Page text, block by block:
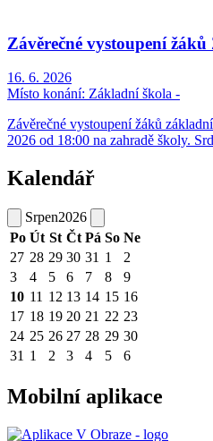
Závěrečné vystoupení žáků
16. 6. 2026
Místo konání: Základní škola -
Závěrečné vystoupení žáků
2026 od 18:00 na zahradě školy.
Kalendář
Srpen2026
Po Út St Čt Pá So Ne
27 28 29 30 31 1
2
3
4 5 6 7 8
9
10 11 12 13 14 15 16
17 18 19 20 21 22 23
24 25 26 27 28 29 30
31 1 2 3 4 5 6
Mobilní aplikace